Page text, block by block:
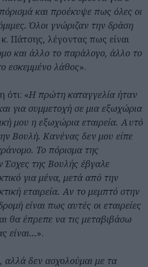
και προέκυψε πως όλες οι
Όλοι γνώριζαν την δράση
Πάτσης, λέγοντας πως είναι
και άλλο το παράλογο, άλλο το
εσκεμμένο λάθος».
ότι: «Η πρώτη καταγγελία ήταν
για συμμετοχή σε μια εξωχώρια
μου η εξωχώρια εταιρεία. Αυτό
Βουλή. Κανένας δεν μου είπε
Το πόρισμα της
Έσχες της Βουλής έβγαλε
για μένα, μετά από την
εταιρεία. Αν το μεμπτό στην
είναι πως αυτές οι εταιρείες
θα έπρεπε να τις μεταβιβάσω
είναι…».
αλλά δεν ασχολούμαι με τα